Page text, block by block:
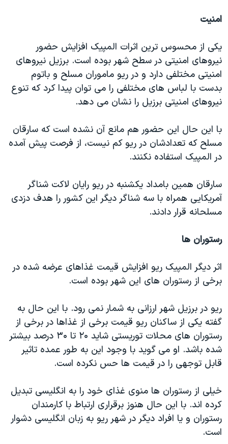
امنیت
یکی از محسوس ترین اثرات المپیک افزایش حضور
نیروهای امنیتی در سطح شهر بوده است. برزیل نیروهای
امنیتی مختلفی دارد و در ریو ماموران مسلح و باتوم
بدست با لباس های مختلفی را می توان پیدا کرد که تنوع
نیروهای امنیتی برزیل را نشان می دهد.
با این حال این حضور هم مانع آن نشده است که سارقان
مسلح که تعدادشان در ریو کم نیست، از فرصت پیش آمده
در المپیک استفاده نکنند.
سارقان همین بامداد یکشنبه در ریو رایان لاکت شناگر
آمریکایی همراه با سه شناگر دیگر این کشور را هدف دزدی
مسلحانه قرار دادند.
رستوران ها
اثر دیگر المپیک ریو افزایش قیمت غذاهای عرضه شده در
برخی از رستوران های این شهر بوده است.
ریو در برزیل شهر ارزانی به شمار نمی رود. با این حال به
گفته یکی از ساکنان ریو قیمت برخی از غذاها در برخی از
رستوران های محلات توریستی شاید ۲۰ تا ۳۰ درصد بیشتر
شده باشد. او می گوید با وجود این به طور عمده تاثیر
قابل توجهی را در قیمت ها حس نکرده است.
خیلی از رستوران ها منوی غذای خود را به انگلیسی تبدیل
کرده اند. با این حال هنوز برقراری ارتباط با کارمندان
رستوران و یا افراد دیگر در شهر ریو به زبان انگلیسی دشوار
است.